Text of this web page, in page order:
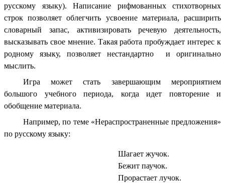
русскому языку). Написание рифмованных стихотворных
строк позволяет облегчить усвоение материала, расширить
словарный запас, активизировать речевую деятельность,
высказывать свое мнение. Такая работа пробуждает интерес к
родному языку, позволяет нестандартно и оригинально
мыслить.
Игра может стать завершающим мероприятием
большого учебного периода, когда идет повторение и
обобщение материала.
Например, по теме «Нераспространенные предложения»
по русскому языку:
Шагает жучок.
Бежит паучок.
Прорастает лучок.